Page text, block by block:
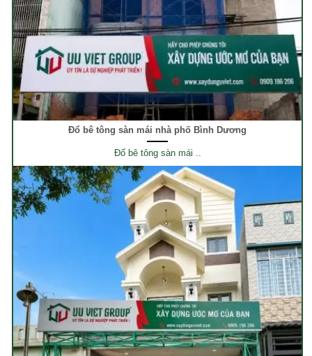
Đổ bê tông sàn mái nhà phố Bình Dương
Đổ bê tông sàn mái ..